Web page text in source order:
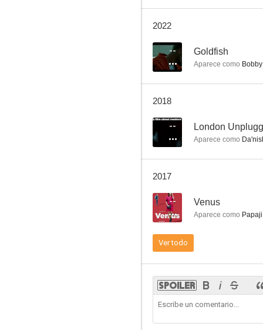
2022
-- Goldfish
Aparece como
2018
-- London
Aparece como
2017
-- Venus
Aparece como Papaji
Ver todo